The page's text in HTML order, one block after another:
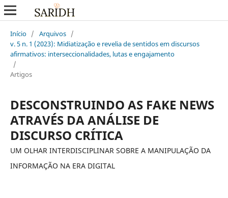
Início / Arquivos /
v. 5 n. 1 (2023): Midiatização e revelia de sentidos em discursos
afirmativos: interseccionalidades, lutas e engajamento
/
Artigos
DESCONSTRUINDO AS FAKE NEWS
ATRAVÉS DA ANÁLISE DE
DISCURSO CRÍTICA
UM OLHAR INTERDISCIPLINAR SOBRE A MANIPULAÇÃO DA
INFORMAÇÃO NA ERA DIGITAL